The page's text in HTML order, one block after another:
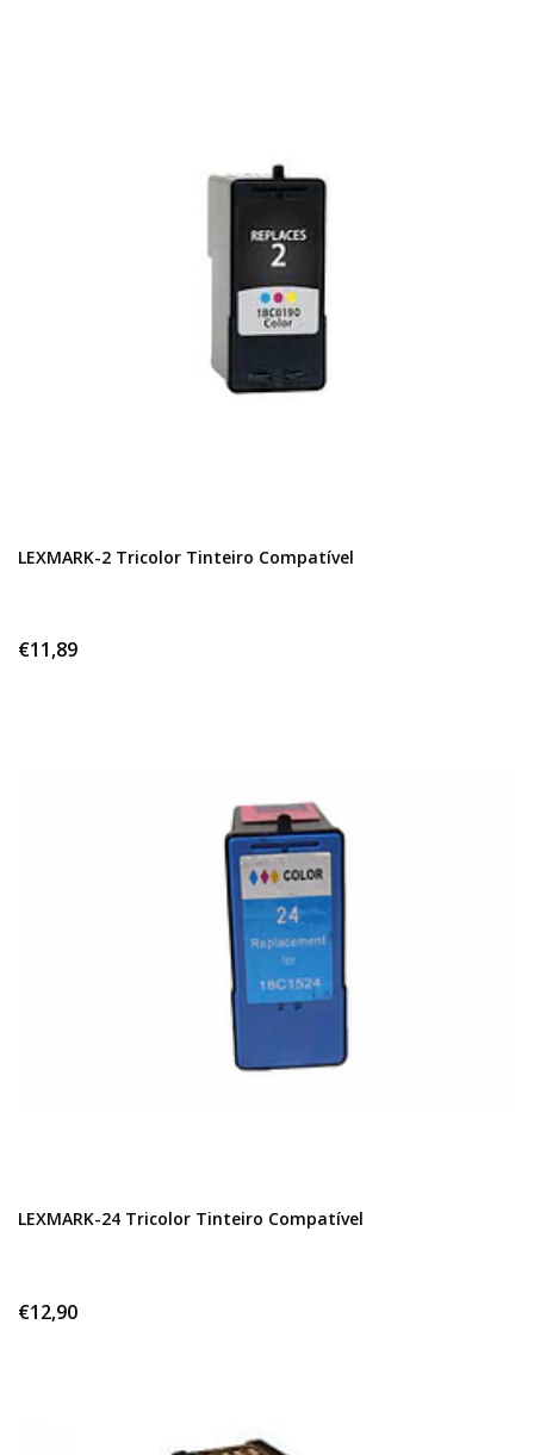
LEXMARK-2 Tricolor Tinteiro Compatível
€11,89
LEXMARK-24 Tricolor Tinteiro Compatível
€12,90